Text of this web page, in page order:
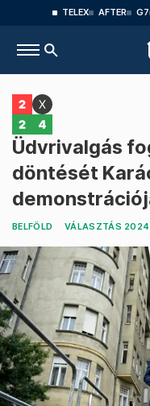
TELEX AFTER G7
Üdvrivalgás
döntését
BELFÖLD VÁLASZTÁS 2024